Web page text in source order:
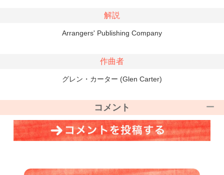
解説
Arrangers' Publishing Company
作曲者
グレン・カーター (Glen Carter)
コメント